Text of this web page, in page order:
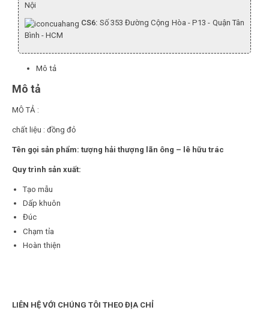
Nội
CS6: Số 353 Đường Cộng Hòa - P13 - Quận Tân
Bình - HCM
Mô tả
Mô tả
MÔ TẢ :
chất liệu : đồng đỏ
Tên gọi sản phẩm: tượng hải thượng lãn ông – lê hữu trác
Quy trình sản xuất:
Tạo mẫu
Dấp khuôn
Đúc
Chạm tỉa
Hoàn thiện
LIÊN HỆ VỚI CHÚNG TÔI THEO ĐỊA CHỈ